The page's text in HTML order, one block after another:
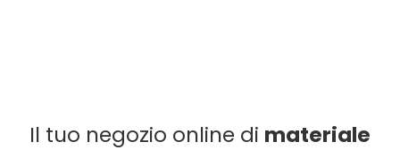
Il tuo negozio online di materiale